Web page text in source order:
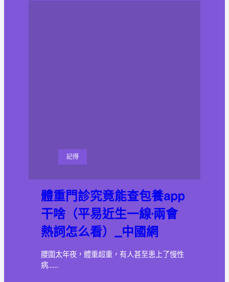
記得
體重門診究竟能查包養app
干啥（平易近生一線·兩會
熱詞怎么看）_中國網
腰圍太年夜，體重超重，有人甚至患上了慢性
病……